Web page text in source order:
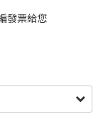
發票給您